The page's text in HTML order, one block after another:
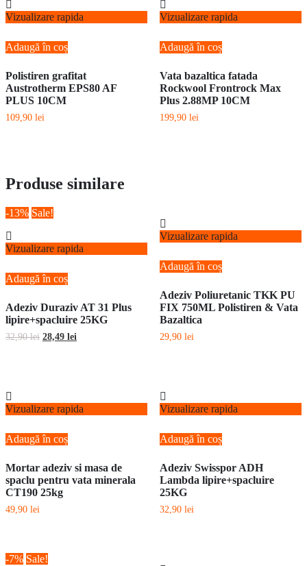
Vizualizare rapida
Adaugă în coș
Polistiren grafitat
Austrotherm EPS80 AF
PLUS 10CM
109,90 lei
Vizualizare rapida
Adaugă în coș
Vata bazaltica fatada
Rockwool Frontrock Max
Plus 2.88MP 10CM
199,90 lei
Produse similare
-13% Sale!
Vizualizare rapida
Adaugă în coș
Adeziv Duraziv AT 31 Plus
lipire+spacluire 25KG
32,90lei Prețul
28,49 lei
Vizualizare rapida
Adaugă în coș
Adeziv Poliuretanic TKK PU
FIX 750ML Polistiren & Vata
Bazaltica
29,90 lei
Vizualizare rapida
Adaugă în coș
Mortar adeziv si masa de
spaclu pentru vata minerala
CT190 25kg
49,90 lei
Vizualizare rapida
Adaugă în coș
Adeziv Swisspor ADH
Lambda lipire+spacluire
25KG
32,90 lei
-7% Sale!